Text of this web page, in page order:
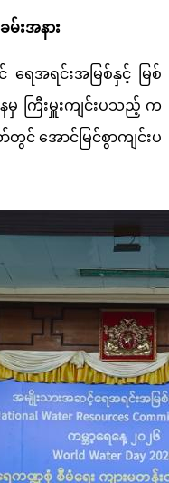
မ်းအနား
ေအရင်းအမြစ်နှင့် မြစ်
ာနမှ ကြီးမှူးကျင်းပသည့် က
တွင် အောင်မြင်စွာကျင်းပ